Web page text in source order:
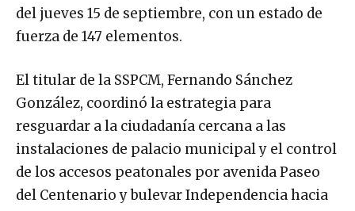
del jueves 15 de septiembre, con un estado de
fuerza de 147 elementos.
El titular de la SSPCM, Fernando Sánchez
González, coordinó la estrategia para
resguardar a la ciudadanía cercana a las
instalaciones de palacio municipal y el control
de los accesos peatonales por avenida Paseo
del Centenario y bulevar Independencia hacia